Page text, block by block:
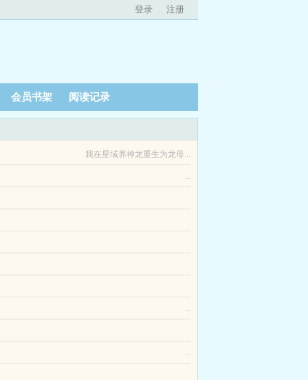
登录 注册
会员书架 阅读记录
我在星域养神龙重生为龙母...
...
宝珠，世人再也无法得见月夜君王的容颜。百花
简介男A女O｜先婚后爱｜外热内冷大小姐...
儡皇帝上位十年间，除了吃喝玩乐之外一事无
个人都获得了属于自己的异能。徐十安这是什
颜面前，沈颜趴在护栏上，非常嫌弃的用手扇了扇...
以为势单力薄的姜挽会忍气吞声，却未曾想到她
...